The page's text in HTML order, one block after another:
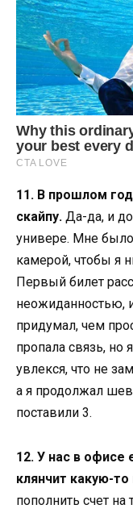
11. В прошлом
скайпу. Да-да, и
универе. Мне
камерой, чтобы я
Первый билет
неожиданностью,
придумал, чем
пропала связь, но
увлекся, что не
а я продолжал
поставили 3.
12. У нас в офисе
клянчит какую-
пополнить счет